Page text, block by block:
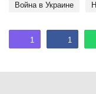
Война в Украине
1 1